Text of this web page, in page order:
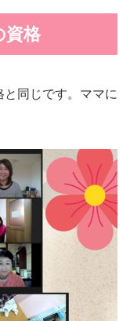
資格
同じです。ママに